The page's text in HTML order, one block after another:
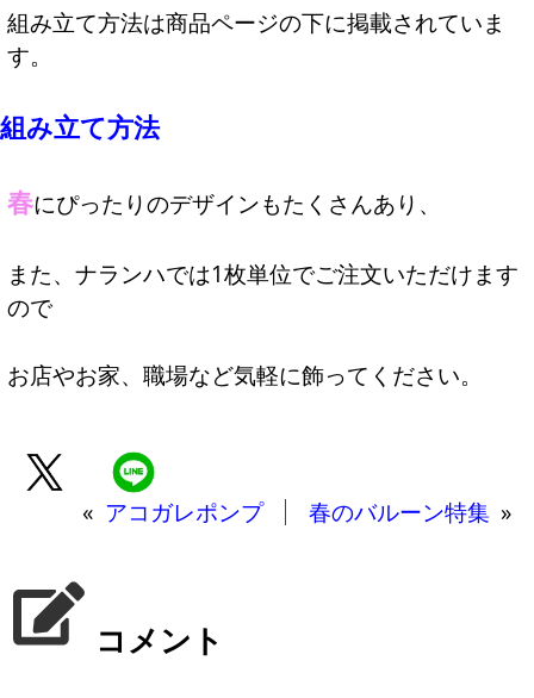
組み立て方法は商品ページの下に掲載されていま
す。
組み立て方法
春にぴったりのデザインもたくさんあり、
また、ナランハでは1枚単位でご注文いただけます
ので
お店やお家、職場など気軽に飾ってください。
« アコガレポンプ 春のバルーン特集 »
コメント